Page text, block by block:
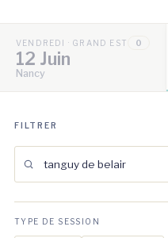
VENDREDI · GRAND EST 0
12 Juin
Nancy
FILTRER
TYPE DE SESSION